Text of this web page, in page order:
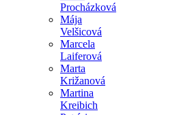
Procházková
Mája
Velšicová
Marcela
Laiferová
Marta
Križanová
Martina
Kreibich